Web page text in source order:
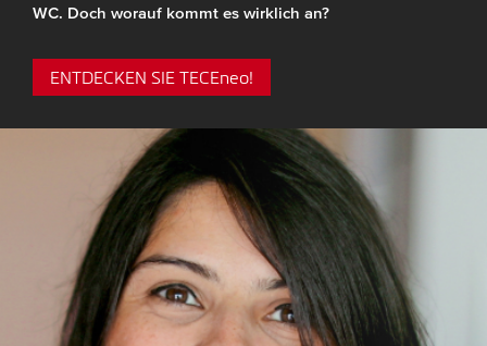
WC. Doch worauf kommt es wirklich an?
ENTDECKEN SIE TECEneo!